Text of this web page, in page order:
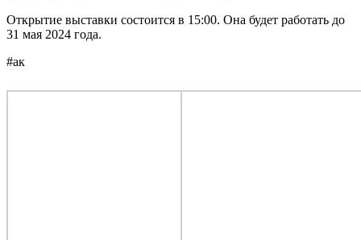
Открытие выставки состоится в 15:00. Она будет работать до
31 мая 2024 года.
#ак